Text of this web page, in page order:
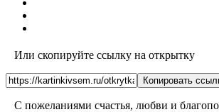
Или скопируйте ссылку на открытку
Копировать
С пожеланиями счастья, любви и